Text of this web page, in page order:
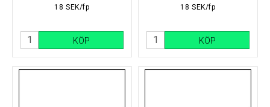
18 SEK/fp
KÖP
18 SEK/fp
KÖP